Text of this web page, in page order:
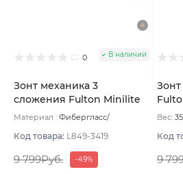
0 В наличии
Зонт механика 3
сложения Fulton Minilite
цвет Голубой тёмный
Материал : Фибергласс/
Вес: 238 г
Код товара: L849-3419
9 799Руб. -49%
Вес:
Код
9